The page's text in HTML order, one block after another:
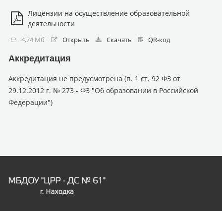
Лицензии на осуществление образовательной
деятельности
4,74 Мб Открыть Скачать QR-код
Аккредитация
Аккредитация не предусмотрена (п. 1 ст. 92 ФЗ от
29.12.2012 г. № 273 - ФЗ "Об образовании в Российской
Федерации")